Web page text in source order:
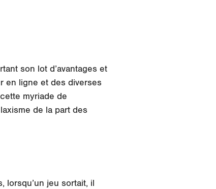
son lot d’avantages et
en ligne et des diverses
myriade de
de la part des
lorsqu’un jeu sortait, il